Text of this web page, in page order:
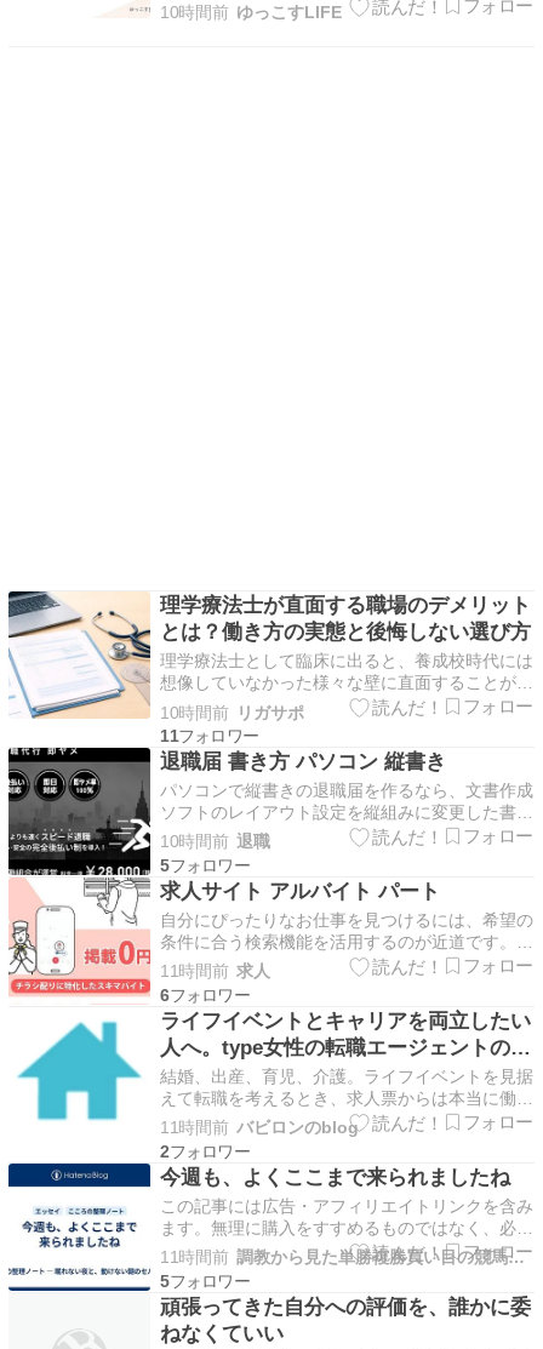
サブスクリプションで聞けるようになります！！
この記事では光GENJIの曲は具体的にどこのサブ
10時間前 ゆっこすLIFE
理学療法士が直面する職場のデメリット
とは？働き方の実態と後悔しない選び方
理学療法士として臨床に出ると、養成校時代には
想像していなかった様々な壁に直面することが少
なくありません。日々の業務に追われる中で、現
在の環境に疑問を抱き、働き方を見直したいと考
えるのは自然なことです。医療や介護の現場は特
殊な環境であり、施設形態や人員配置によって抱
える課題は大きく…
10時間前
リガサポ
11
退職届 書き方 パソコン 縦書き
パソコンで縦書きの退職届を作るなら、文書作成
ソフトのレイアウト設定を縦組みに変更した書き
方で作成しましょう。日本のビジネスマナーにお
いて、退職届は縦書きで作成することが一般的で
す。パソコンで作成する際は、用紙サイズをA4
またはB5に設定してフォントは明朝体を選びま
す。右上に退職…
10時間前 退職
5
求人サイト アルバイト パート
自分にぴったりなお仕事を見つけるには、希望の
条件に合う検索機能を活用するのが近道です。一
般的な大手求人サイトでアルバイトやパートを探
す時は、勤務地や時間帯などの絞り込み条件を細
かく設定しましょう。条件を明確にすると、学業
や家事の合間に無理なく働ける職場がすぐに見つ
かります。また…
11時間前 求人
6
ライフイベントとキャリアを両立したい
人へ。type女性の転職エージェントの使
い方
結婚、出産、育児、介護。ライフイベントを見据
えて転職を考えるとき、求人票からは本当に働き
続けられる会社なのかが読み取れません。 「産
休・育休の実績あり」と書かれていても、取得し
た人が何人いて、そのうち何人が復帰したのかま
では分かりません。時短勤務の制度があっても、
実際に使ってい…
11時間前 バビロンのblog
2
今週も、よくここまで来られましたね
この記事には広告・アフィリエイトリンクを含み
ます。無理に購入をすすめるものではなく、必要
な方への選択肢として紹介しています。 今週
も、よくここまで来られましたね 一週間分の頑
張りを、今日はまとめて認めてあげてください。
一週間の終わりが見えてきて、どっと疲れを感じ
ることはありま…
11時間前
調教から見た単勝複勝買い目の競馬予想
5
頑張ってきた自分への評価を、誰かに委
ねなくていい